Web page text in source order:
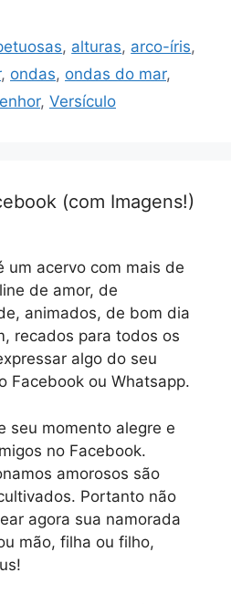
, alturas, arco-íris,
, ondas, ondas do mar,
, Versículo
(com Imagens!)
um acervo com mais de
de amor, de
animados, de bom dia
recados para todos os
algo do seu
Facebook ou Whatsapp.
seu momento alegre e
no Facebook.
amorosos são
Portanto não
agora sua namorada
mão, filha ou filho,